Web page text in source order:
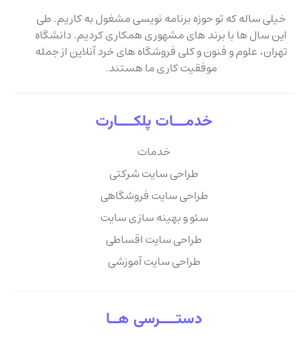
خیلی ساله که تو حوزه برنامه نویسی مشغول به کاریم. طی
این سال ها با برند های مشهوری همکاری کردیم. دانشگاه
تهران، علوم و فنون و کلی فروشگاه های خرد آنلاین از جمله
موفقیت کاری ما هستند.
خدمـــات پلکــــارت
خدمات
طراحی سایت شرکتی
طراحی سایت فروشگاهی
سئو و بهینه سازی سایت
طراحی سایت اقساطی
طراحی سایت آموزشی
دستــــرسی هــا